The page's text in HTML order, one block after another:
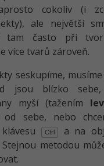
cokoliv (i
ale největší
tam často při
více tvarů zároveň.
seskupíme,
jsou blízko
myší (tažením
sebe, nebo
Ctrl a na
metodou